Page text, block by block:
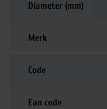
Diameter (mm)
Merk
Code
Ean code